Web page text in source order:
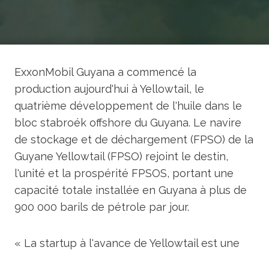
ExxonMobil Guyana a commencé la
production aujourd'hui à Yellowtail, le
quatrième développement de l'huile dans le
bloc stabroék offshore du Guyana. Le navire
de stockage et de déchargement (FPSO) de la
Guyane Yellowtail (FPSO) rejoint le destin,
l'unité et la prospérité FPSOS, portant une
capacité totale installée en Guyana à plus de
900 000 barils de pétrole par jour.
« La startup à l'avance de Yellowtail est une